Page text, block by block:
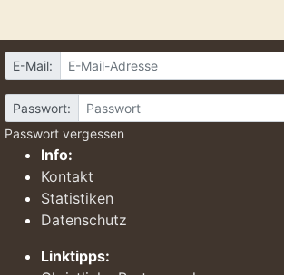
E-Mail:
Passwort:
Passwort vergessen
Info:
Kontakt
Statistiken
Datenschutz
Linktipps: